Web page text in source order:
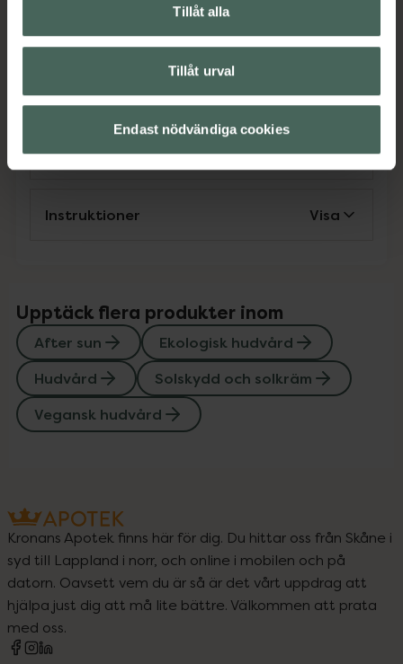
Tillåt alla
Tillåt urval
Endast nödvändiga cookies
07350097210091
Kategorier:
Ekologisk hudvård
Solskydd och solkrämVegansk hudvård
Innehåll Visa
Instruktioner Visa
Upptäck flera produkter inom
After sun
Ekologisk hudvård
Hudvård
Solskydd och solkräm
Vegansk hudvård
Kronans Apotek finns här för dig. Du hittar oss från Skåne i
syd till Lappland i norr, och online i mobilen och på
datorn. Oavsett vem du är så är det vårt uppdrag att
hjälpa just dig att må lite bättre. Välkommen att prata
med oss.